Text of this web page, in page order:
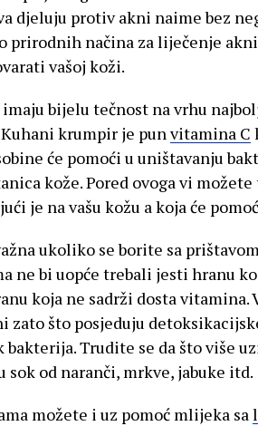
djeluju protiv akni naime bez
prirodnih načina za liječenje
vašoj koži.
bijelu tečnost na vrhu
krumpir je punvitamina C
će pomoći u uništavanju
kože. Pored ovoga vi
je na vašu kožu a koja će
ukoliko se borite sa
ne bi uopće trebali jesti hranu
koja ne sadrži dosta vitamina.
zato što posjeduju
Trudite se da što više
sok od naranči, mrkve, jabuke itd.
možete i uz pomoć mlijeka sa